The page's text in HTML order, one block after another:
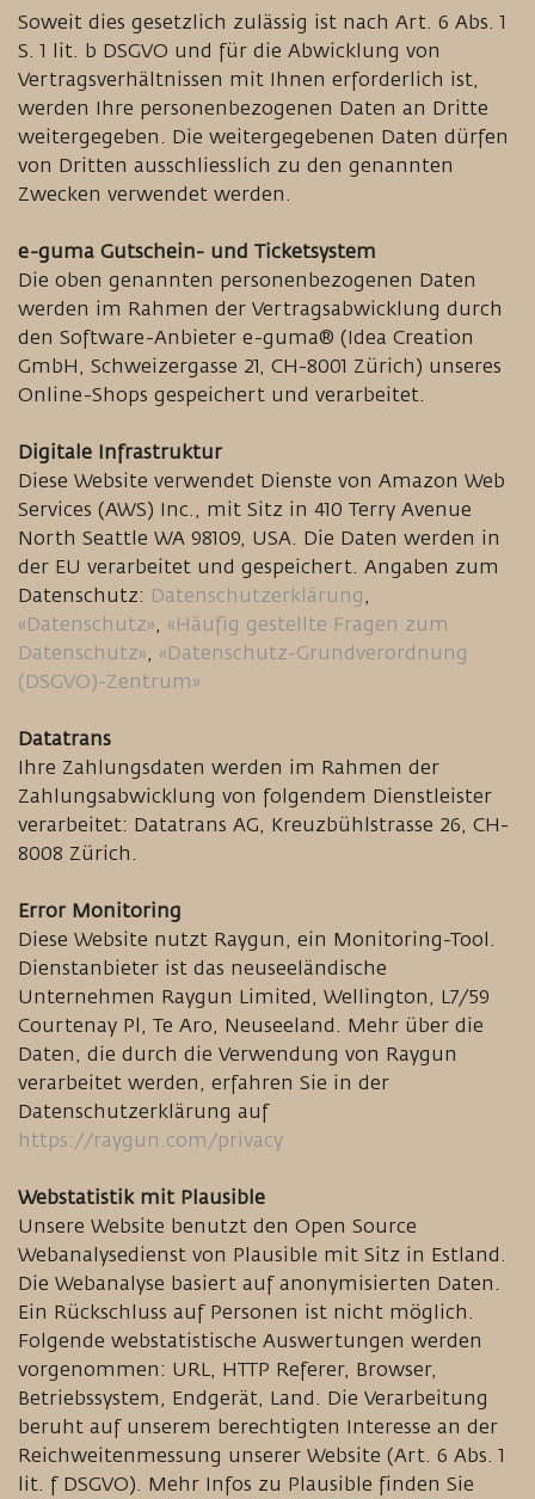
Soweit dies gesetzlich zulässig ist nach Art. 6 Abs. 1
S. 1 lit. b DSGVO und für die Abwicklung von
Vertragsverhältnissen mit Ihnen erforderlich ist,
werden Ihre personenbezogenen Daten an Dritte
weitergegeben. Die weitergegebenen Daten dürfen
von Dritten ausschliesslich zu den genannten
Zwecken verwendet werden.
e-guma Gutschein- und Ticketsystem
Die oben genannten personenbezogenen Daten
werden im Rahmen der Vertragsabwicklung durch
den Software-Anbieter e-guma® (Idea Creation
GmbH, Schweizergasse 21, CH-8001 Zürich) unseres
Online-Shops gespeichert und verarbeitet.
Digitale Infrastruktur
Diese Website verwendet Dienste von Amazon Web
Services (AWS) Inc., mit Sitz in 410 Terry Avenue
North Seattle WA 98109, USA. Die Daten werden in
der EU verarbeitet und gespeichert. Angaben zum
Datenschutz: Datenschutzerklärung,
«Datenschutz», «Häufig gestellte Fragen zum
Datenschutz», «Datenschutz-Grundverordnung
(DSGVO)-Zentrum»
Datatrans
Ihre Zahlungsdaten werden im Rahmen der
Zahlungsabwicklung von folgendem Dienstleister
verarbeitet: Datatrans AG, Kreuzbühlstrasse 26, CH-
8008 Zürich.
Error Monitoring
Diese Website nutzt Raygun, ein Monitoring-Tool.
Dienstanbieter ist das neuseeländische
Unternehmen Raygun Limited, Wellington, L7/59
Courtenay Pl, Te Aro, Neuseeland. Mehr über die
Daten, die durch die Verwendung von Raygun
verarbeitet werden, erfahren Sie in der
Datenschutzerklärung auf
https://raygun.com/privacy
Webstatistik mit Plausible
Unsere Website benutzt den Open Source
Webanalysedienst von Plausible mit Sitz in Estland.
Die Webanalyse basiert auf anonymisierten Daten.
Ein Rückschluss auf Personen ist nicht möglich.
Folgende webstatistische Auswertungen werden
vorgenommen: URL, HTTP Referer, Browser,
Betriebssystem, Endgerät, Land. Die Verarbeitung
beruht auf unserem berechtigten Interesse an der
Reichweitenmessung unserer Website (Art. 6 Abs. 1
lit. f DSGVO). Mehr Infos zu Plausible finden Sie